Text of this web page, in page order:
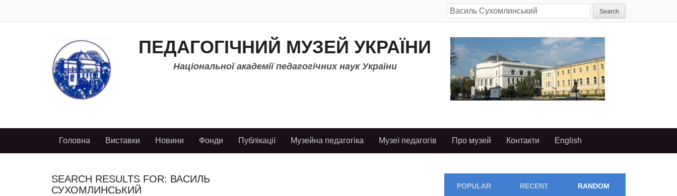
Search
for:
ПЕДАГОГІЧНИЙ МУЗЕЙ УКРАЇНИ
Національної академії педагогічних наук України
Головна Виставки Новини Фонди Публікації Музейна педагогіка Музеї педагогів Про музей Контакти English
SEARCH RESULTS FOR: ВАСИЛЬ
СУХОМЛИНСЬКИЙ
POPULAR RECENT RANDOM